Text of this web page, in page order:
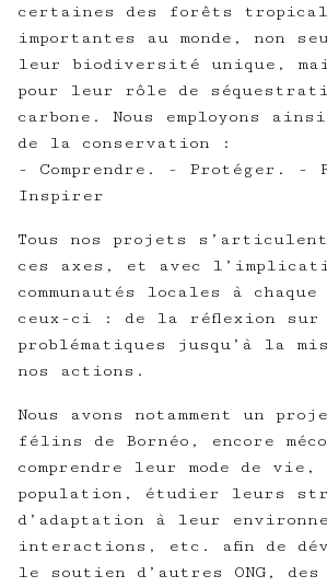
certaines des forêts
importantes au monde, non
leur biodiversité unique,
pour leur rôle de
carbone. Nous employons
de la conservation :
- Comprendre. - Protéger. -
Inspirer
Tous nos projets
ces axes, et avec
communautés locales à
ceux-ci : de la réflexion sur
problématiques jusqu’à la
nos actions.
Nous avons notamment un
félins de Bornéo, encore
comprendre leur mode de
population, étudier leurs
d’adaptation à leur
interactions, etc. afin de
le soutien d’autres ONG,